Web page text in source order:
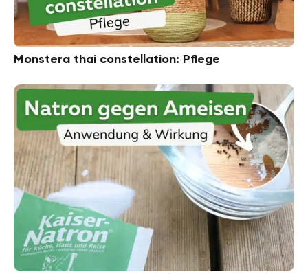
Monstera thai constellation: Pflege